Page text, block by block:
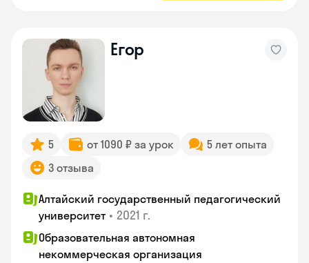
Егор
5 от 1090 ₽ за урок
5 лет опыта
3 отзыва
Алтайский государственный педагогический
университет • 2021 г.
Образовательная автономная
некоммерческая организация